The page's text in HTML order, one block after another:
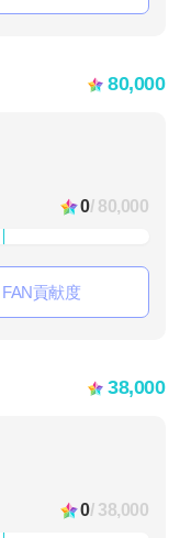
80,000
0/ 80,000
FAN貢献度
38,000
0/ 38,000